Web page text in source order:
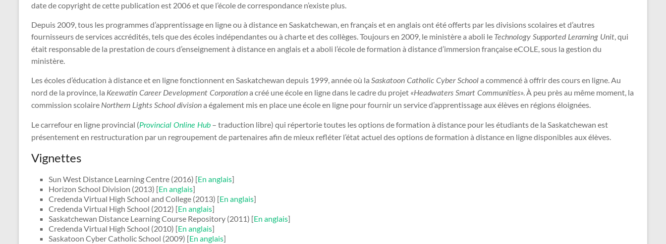
date de copyright de cette publication est 2006 et que l’école de correspondance n’existe plus.
Depuis 2009, tous les programmes d’apprentissage en ligne ou à distance en Saskatchewan, en français et en anglais ont été offerts par les divisions scolaires et d’autres
fournisseurs de services accrédités, tels que des écoles indépendantes ou à charte et des collèges. Toujours en 2009, le ministère a aboli le Technology Supported Lerarning Unit, qui
était responsable de la prestation de cours d’enseignement à distance en anglais et a aboli l’école de formation à distance d’immersion française eCOLE, sous la gestion du
ministère.
Les écoles d’éducation à distance et en ligne fonctionnent en Saskatchewan depuis 1999, année où la Saskatoon Catholic Cyber ​​Schoola commencé à offrir des cours en ligne. Au
nord de la province, la Keewatin Career Development Corporationa créé une école en ligne dans le cadre du projet «Headwaters Smart Communities». À peu près au même moment, la
commission scolaireNorthern Lights Schooldivisiona également mis en place une école en ligne pour fournir un service d’apprentissage aux élèves en régions éloignées.
Le carrefour en ligne provincial (Provincial Online Hub – traduction libre) qui répertorie toutes les options de formation à distance pour les étudiants de la Saskatchewan est
présentement en restructuration par un regroupement de partenaires afin de mieux refléter l’état actuel des options de formation à distance en ligne disponibles aux élèves.
Vignettes
Sun West Distance Learning Centre (2016) [En anglais]
Horizon School Division (2013) [En anglais]
Credenda Virtual High School and College (2013) [En anglais]
Credenda Virtual High School (2012) [En anglais]
Saskatchewan Distance Learning Course Repository (2011) [En anglais]
Credenda Virtual High School (2010) [En anglais]
Saskatoon Cyber Catholic School (2009) [En anglais]